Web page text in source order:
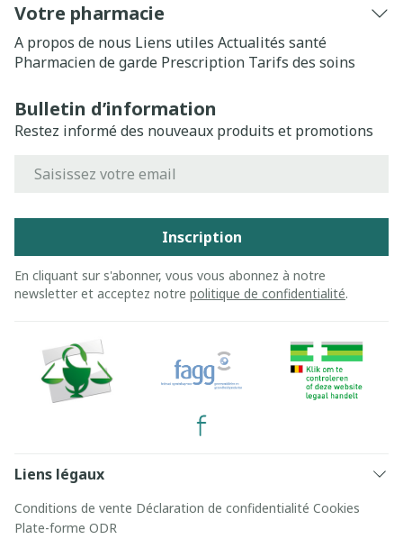
Votre pharmacie
A propos de nous Liens utiles Actualités santé
Pharmacien de garde Prescription Tarifs des soins
Bulletin d’information
Restez informé des nouveaux produits et promotions
Inscription
En cliquant sur s'abonner, vous vous abonnez à notre
newsletter et acceptez notre politique de confidentialité.
Liens légaux
Conditions de vente Déclaration de confidentialité Cookies
Plate-forme ODR